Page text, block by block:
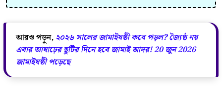
আরও পড়ুন, ২০২৬ সালের জামাইষষ্ঠী কবে পড়ল? জ্যৈষ্ঠ নয়
এবার আষাঢ়ের ছুটির দিনে হবে জামাই আদর! 20 জুন 2026
জামাইষষ্ঠী পড়েছে